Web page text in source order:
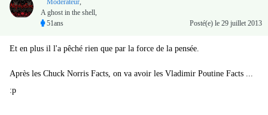
Modérateur,
A ghost in the shell,
51ans
Posté(e) le 29 juillet 2013
Et en plus il l'a pêché rien que par la force de la pensée.
Après les Chuck Norris Facts, on va avoir les Vladimir Poutine Facts ...
:p